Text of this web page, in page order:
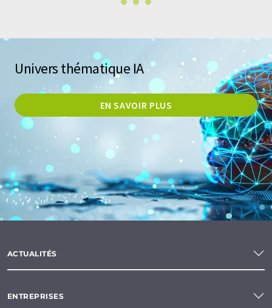
Univers thématique IA
EN SAVOIR PLUS
ACTUALITÉS
ENTREPRISES